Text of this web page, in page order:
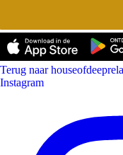
Terug naar
Instagram